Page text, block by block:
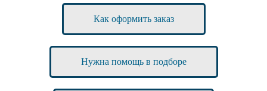
Как оформить заказ
Нужна помощь в подборе